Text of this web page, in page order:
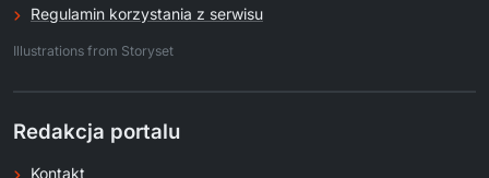
Regulamin korzystania z serwisu
Illustrations from Storyset
Redakcja portalu
Kontakt